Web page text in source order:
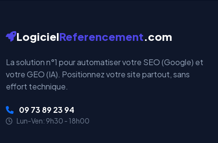
LogicielReferencement.com
La solution n°1 pour automatiser votre SEO (Google) et
votre GEO (IA). Positionnez votre site partout, sans
effort technique.
09 73 89 23 94
Lun-Ven: 9h30 - 18h00